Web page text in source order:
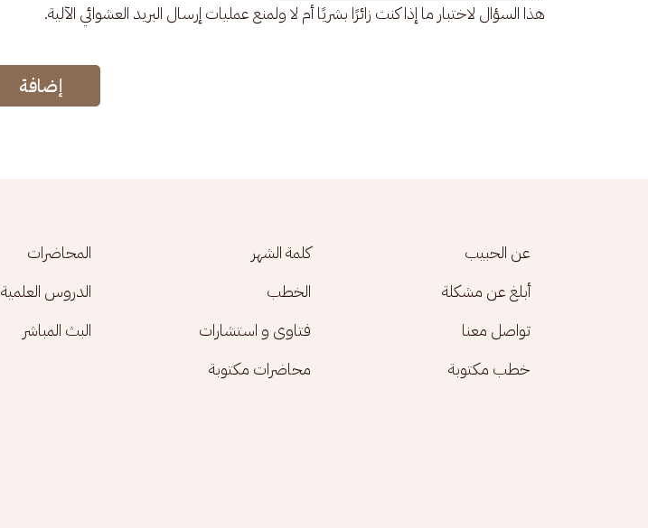
هذا السؤال لاختبار ما إذا كنت زائرًا بشريًا أم لا ولمنع عمليات إرسال البريد العشوائي الآلية.
إضافة
Footer menu
عن الحبيب كلمة الشهر
المحاضرات
أبلغ عن مشكلة
الخطب
الدروس العلمية
تواصل معنا
فتاوى و استشارات
البث المباشر
خطب مكتوبة
محاضرات مكتوبة